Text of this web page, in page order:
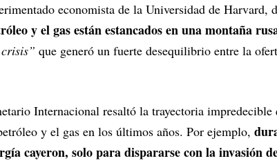
economista de la Universidad de Harvard,
y el gas están estancados en una montaña
que generó un fuerte desequilibrio entre la
Internacional resaltó la trayectoria impredecible
y el gas en los últimos años. Por ejemplo,
cayeron, solo para dispararse con la invasión